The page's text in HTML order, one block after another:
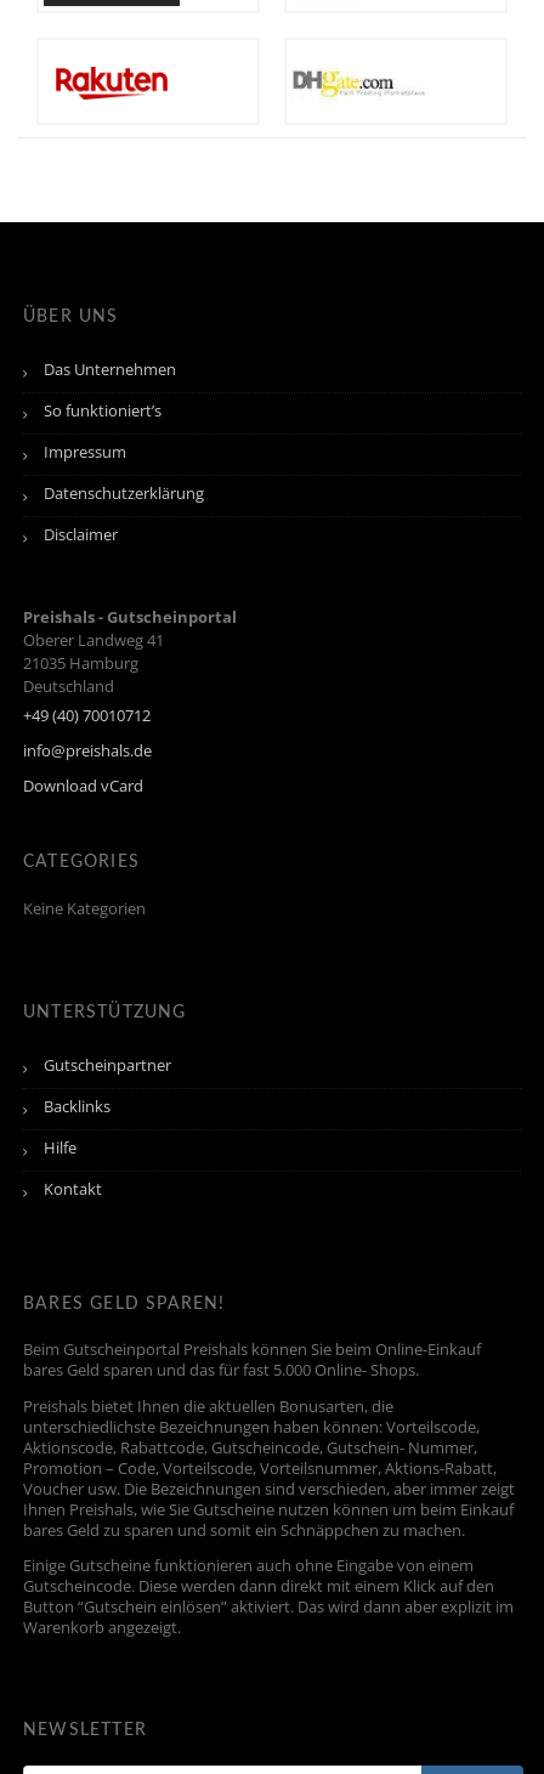
ÜBER UNS
Das Unternehmen
So funktioniert’s
Impressum
Datenschutzerklärung
Disclaimer
Preishals - Gutscheinportal
Oberer Landweg 41
21035 Hamburg
Deutschland
+49 (40) 70010712
info@preishals.de
Download vCard
CATEGORIES
Keine Kategorien
UNTERSTÜTZUNG
Gutscheinpartner
Backlinks
Hilfe
Kontakt
BARES GELD SPAREN!
Beim Gutscheinportal Preishals können Sie beim Online-Einkauf
bares Geld sparen und das für fast 5.000 Online- Shops.
Preishals bietet Ihnen die aktuellen Bonusarten, die
unterschiedlichste Bezeichnungen haben können: Vorteilscode,
Aktionscode, Rabattcode, Gutscheincode, Gutschein- Nummer,
Promotion – Code, Vorteilscode, Vorteilsnummer, Aktions-Rabatt,
Voucher usw. Die Bezeichnungen sind verschieden, aber immer zeigt
Ihnen Preishals, wie Sie Gutscheine nutzen können um beim Einkauf
bares Geld zu sparen und somit ein Schnäppchen zu machen.
Einige Gutscheine funktionieren auch ohne Eingabe von einem
Gutscheincode. Diese werden dann direkt mit einem Klick auf den
Button “Gutschein einlösen” aktiviert. Das wird dann aber explizit im
Warenkorb angezeigt.
NEWSLETTER